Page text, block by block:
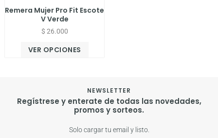
Remera Mujer Pro Fit Escote
V Verde
$ 26.000
VER OPCIONES
NEWSLETTER
Regístrese y enterate de todas las novedades,
promos y sorteos.
Solo cargar tu email y listo.